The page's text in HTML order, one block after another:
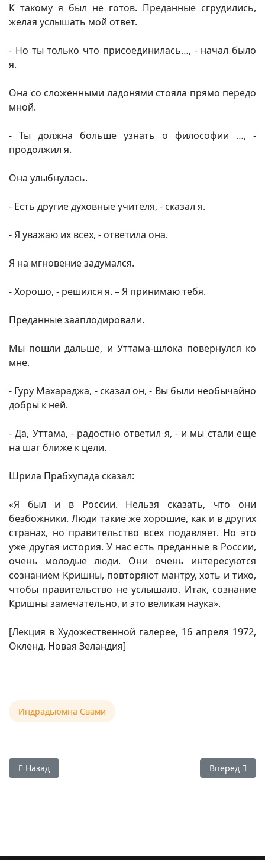
К такому я был не готов. Преданные сгрудились,
желая услышать мой ответ.
- Но ты только что присоединилась…, - начал было
я.
Она со сложенными ладонями стояла прямо передо
мной.
- Ты должна больше узнать о философии …, -
продолжил я.
Она улыбнулась.
- Есть другие духовные учителя, - сказал я.
- Я уважаю их всех, - ответила она.
Я на мгновение задумался.
- Хорошо, - решился я. – Я принимаю тебя.
Преданные зааплодировали.
Мы пошли дальше, и Уттама-шлока повернулся ко
мне.
- Гуру Махараджа, - сказал он, - Вы были необычайно
добры к ней.
- Да, Уттама, - радостно ответил я, - и мы стали еще
на шаг ближе к цели.
Шрила Прабхупада сказал:
«Я был и в России. Нельзя сказать, что они
безбожники. Люди такие же хорошие, как и в других
странах, но правительство всех подавляет. Но это
уже другая история. У нас есть преданные в России,
очень молодые люди. Они очень интересуются
сознанием Кришны, повторяют мантру, хоть и тихо,
чтобы правительство не услышало. Итак, сознание
Кришны замечательно, и это великая наука».
[Лекция в Художественной галерее, 16 апреля 1972,
Окленд, Новая Зеландия]
Индрадьюмна Свами
Предыдущий: Фото — Вьяса-пуджа Е.С. Индрадьюмна
Назад Следующий:
Вперед